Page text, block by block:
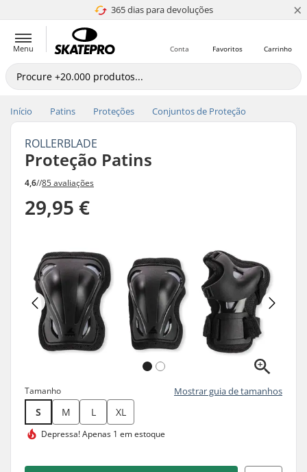
365 dias para devoluções
4.8 de 5 ×
Menu Carrinho
Favoritos
Conta
Início Patins Proteções Conjuntos de Proteção
ROLLERBLADE
Proteção Patins
4,6//85 avaliações
29,95 €
Tamanho Mostrar guia de tamanhos
S M L XL
Depressa!Apenas 1 em estoque